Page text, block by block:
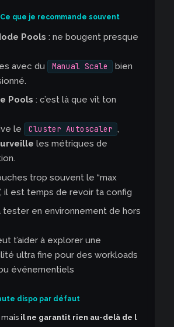
Ce que je recommande souvent
Pools : ne bougent presque
avec du
Manual Scale
bien
Pools : c’est là que vit ton
le
Cluster Autoscaler ,
les métriques de
trop souvent le “max
il est temps de revoir ta config
tester en environnement de hors
t’aider à explorer une
ultra fine pour des workloads
événementiels
dispo par défaut
mais il ne garantit rien au-delà de l